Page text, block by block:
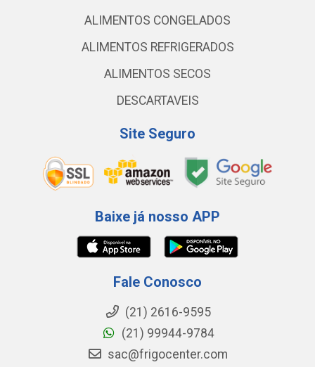
ALIMENTOS CONGELADOS
ALIMENTOS REFRIGERADOS
ALIMENTOS SECOS
DESCARTAVEIS
Site Seguro
Baixe já nosso APP
Fale Conosco
(21) 2616-9595
(21) 99944-9784
sac@frigocenter.com